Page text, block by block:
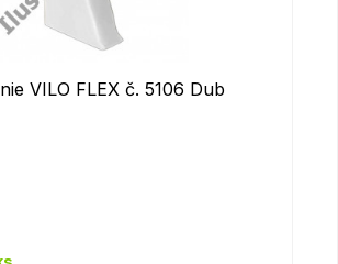
VILO FLEX č. 5106 Dub